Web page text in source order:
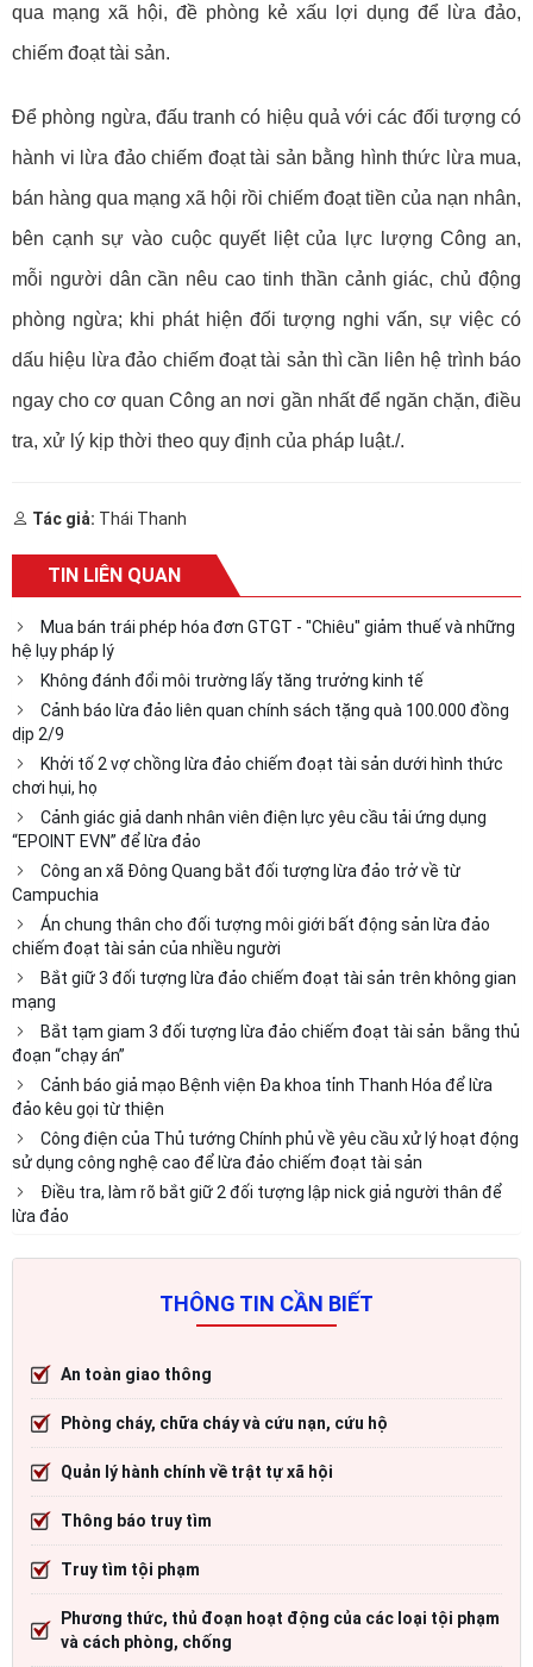
qua mạng xã hội, đề phòng kẻ xấu lợi dụng để lừa đảo,
chiếm đoạt tài sản.
Để phòng ngừa, đấu tranh có hiệu quả với các đối tượng có
hành vi lừa đảo chiếm đoạt tài sản bằng hình thức lừa mua,
bán hàng qua mạng xã hội rồi chiếm đoạt tiền của nạn nhân,
bên cạnh sự vào cuộc quyết liệt của lực lượng Công an,
mỗi người dân cần nêu cao tinh thần cảnh giác, chủ động
phòng ngừa; khi phát hiện đối tượng nghi vấn, sự việc có
dấu hiệu lừa đảo chiếm đoạt tài sản thì cần liên hệ trình báo
ngay cho cơ quan Công an nơi gần nhất để ngăn chặn, điều
tra, xử lý kịp thời theo quy định của pháp luật./.
Tác giả: Thái Thanh
TIN LIÊN QUAN
Mua bán trái phép hóa đơn GTGT - "Chiêu" giảm thuế và những
hệ lụy pháp lý
Không đánh đổi môi trường lấy tăng trưởng kinh tế
Cảnh báo lừa đảo liên quan chính sách tặng quà 100.000 đồng
dịp 2/9
Khởi tố 2 vợ chồng lừa đảo chiếm đoạt tài sản dưới hình thức
chơi hụi, họ
Cảnh giác giả danh nhân viên điện lực yêu cầu tải ứng dụng
“EPOINT EVN” để lừa đảo
Công an xã Đông Quang bắt đối tượng lừa đảo trở về từ
Campuchia
Án chung thân cho đối tượng môi giới bất động sản lừa đảo
chiếm đoạt tài sản của nhiều người
Bắt giữ 3 đối tượng lừa đảo chiếm đoạt tài sản trên không gian
mạng
Bắt tạm giam 3 đối tượng lừa đảo chiếm đoạt tài sản bằng thủ
đoạn “chạy án”
Cảnh báo giả mạo Bệnh viện Đa khoa tỉnh Thanh Hóa để lừa
đảo kêu gọi từ thiện
Công điện của Thủ tướng Chính phủ về yêu cầu xử lý hoạt động
sử dụng công nghệ cao để lừa đảo chiếm đoạt tài sản
Điều tra, làm rõ bắt giữ 2 đối tượng lập nick giả người thân để
lừa đảo
THÔNG TIN CẦN BIẾT
An toàn giao thông
Phòng cháy, chữa cháy và cứu nạn, cứu hộ
Quản lý hành chính về trật tự xã hội
Thông báo truy tìm
Truy tìm tội phạm
Phương thức, thủ đoạn hoạt động của các loại tội phạm
và cách phòng, chống